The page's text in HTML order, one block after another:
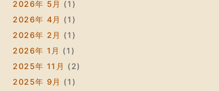
2026年 5月 (1)
2026年 4月 (1)
2026年 2月 (1)
2026年 1月 (1)
2025年 11月 (2)
2025年 9月 (1)